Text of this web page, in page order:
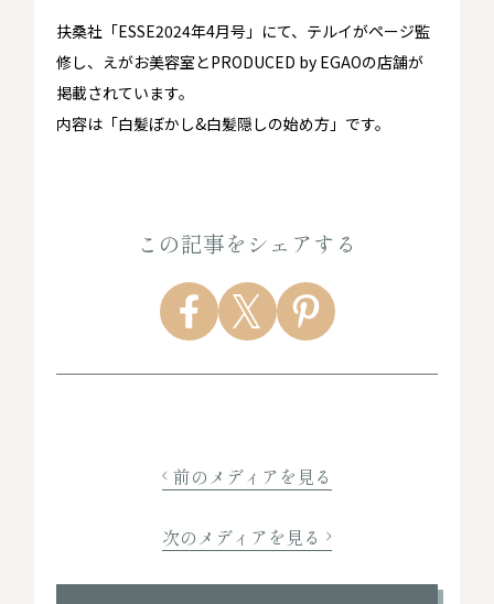
扶桑社「ESSE2024年4月号」にて、テルイがページ監
修し、えがお美容室とPRODUCED by EGAOの店舗が
掲載されています。
内容は「白髪ぼかし&白髪隠しの始め方」です。
この記事をシェアする
前のメディアを見る
次のメディアを見る